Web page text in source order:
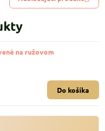
na ružovom
Do košíka